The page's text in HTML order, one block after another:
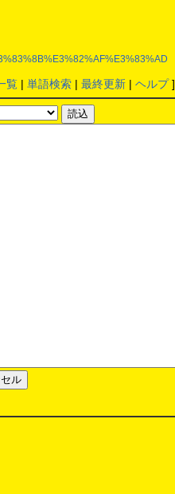
覧| 単語検索| 最終更新| ヘルプ]